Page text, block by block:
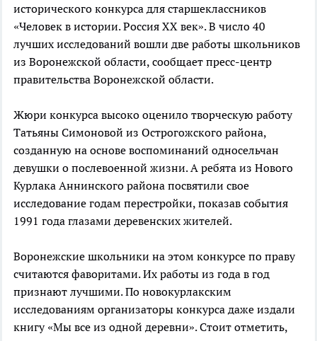
исторического конкурса для старшеклассников
«Человек в истории. Россия ХХ век». В число 40
лучших исследований вошли две работы школьников
из Воронежской области, сообщает пресс-центр
правительства Воронежской области.
Жюри конкурса высоко оценило творческую работу
Татьяны Симоновой из Острогожского района,
созданную на основе воспоминаний односельчан
девушки о послевоенной жизни. А ребята из Нового
Курлака Аннинского района посвятили свое
исследование годам перестройки, показав события
1991 года глазами деревенских жителей.
Воронежские школьники на этом конкурсе по праву
считаются фаворитами. Их работы из года в год
признают лучшими. По новокурлакским
исследованиям организаторы конкурса даже издали
книгу «Мы все из одной деревни». Стоит отметить,